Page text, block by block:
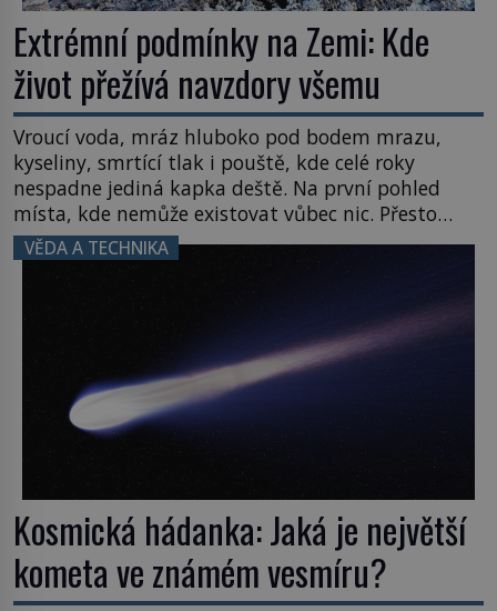
Extrémní podmínky na Zemi: Kde
život přežívá navzdory všemu
Vroucí voda, mráz hluboko pod bodem mrazu,
kyseliny, smrtící tlak i pouště, kde celé roky
nespadne jediná kapka deště. Na první pohled
místa, kde nemůže existovat vůbec nic. Přesto
právě tady vědci objevují organismy, které
posouvají hranice života. Každý nový nález mění
napovídá, kde bychom jednou […]
VĚDA A TECHNIKA
Kosmická hádanka: Jaká je největší
kometa ve známém vesmíru?